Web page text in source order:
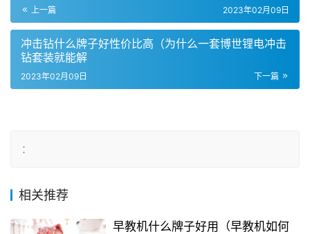
上一篇 2023年02月09日
冲击钻什么牌子好性价比高（为什么一套博世锂电冲击
钻套装就能解
下一篇
2023年02月09日
：
相关推荐
早教机什么牌子好用（早教机如何